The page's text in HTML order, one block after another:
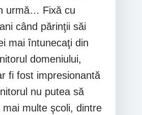
urmă… Fixă cu
când părinţii săi
mai întunecaţi din
domeniului,
fi fost impresionantă
nu putea să
multe şcoli, dintre